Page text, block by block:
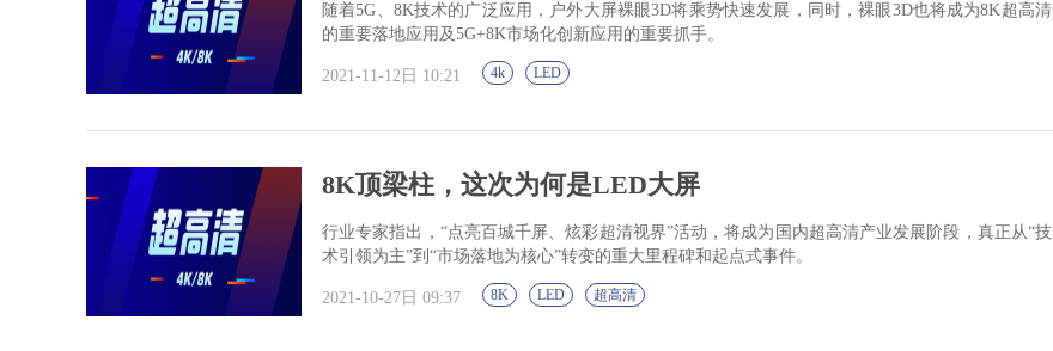
随着5G、8K技术的广泛应用，户外大屏裸眼3D将乘势快速发展，同时，裸眼3D也将成为8K超高清
的重要落地应用及5G+8K市场化创新应用的重要抓手。
2021-11-12日 10:21 4k LED
8K顶梁柱，这次为何是LED大屏
行业专家指出，“点亮百城千屏、炫彩超清视界”活动，将成为国内超高清产业发展阶段，真正从“技
术引领为主”到“市场落地为核心”转变的重大里程碑和起点式事件。
2021-10-27日 09:37 8K LED 超高清